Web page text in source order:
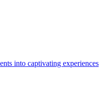
into captivating experiences